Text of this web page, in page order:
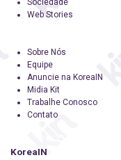
Web Stories
Sobre Nós
Equipe
Anuncie na KoreaIN
Midia Kit
Trabalhe Conosco
Contato
KoreaIN